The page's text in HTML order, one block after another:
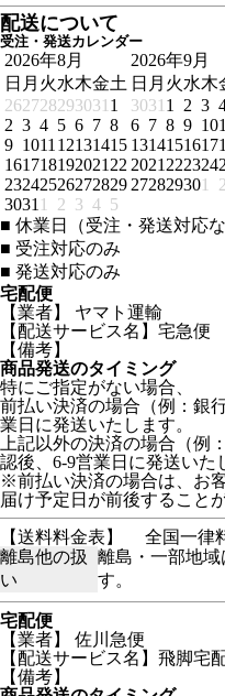
配送について
受注・発送カレンダー
2026年8月
日 月 火水木金土
262728293031 1
2 3 4 5 6 7 8
9 1011 12131415
161718192021 22
23242526272829
3031 1 2 3 4 5
2026年9月
日 月 火水木
3031 1 2 3
6 7 8 9 10
1314151617
2021 222324
272829301 2
■ 休業日（受注・発送対応な
■ 受注対応のみ
■ 発送対応のみ
宅配便
【業者】 ヤマト運輸
【配送サービス名】宅急便
【備考】
商品発送のタイミング
特にご指定がない場合、
前払い決済の場合（例：
業日に発送いたします。
上記以外の決済の場合（
認後、6-9営業日に発送いた
※前払い決済の場合は、お
届け予定日が前後すること
【送料料金表】
全国一律
離島他の扱
い
離島・一部地域
す。
宅配便
【業者】 佐川急便
【配送サービス名】飛脚宅
【備考】